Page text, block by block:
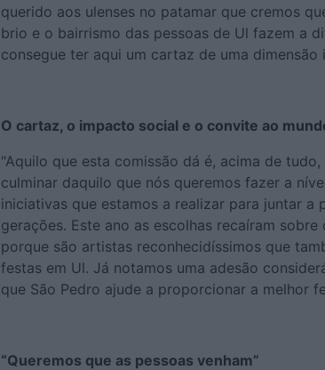
querido aos ulenses no patamar que cremos
brio e o bairrismo das pessoas de Ul fazem a
consegue ter aqui um cartaz de uma dimensão
O cartaz, o impacto social e o convite ao
"Aquilo que esta comissão dá é, acima de
culminar daquilo que nós queremos fazer a
iniciativas que estamos a realizar para juntar a
gerações. Este ano as escolhas recaíram
porque são artistas reconhecidíssimos que
festas em Ul. Já notamos uma adesão
que São Pedro ajude a proporcionar a melhor
“Queremos que as pessoas venham”